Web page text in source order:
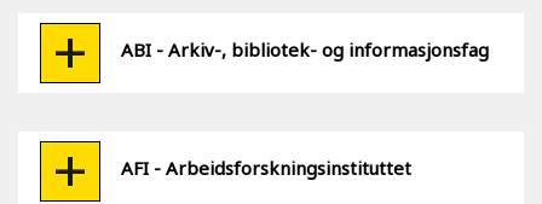
ABI - Arkiv-, bibliotek- og informasjonsfag
AFI - Arbeidsforskningsinstituttet